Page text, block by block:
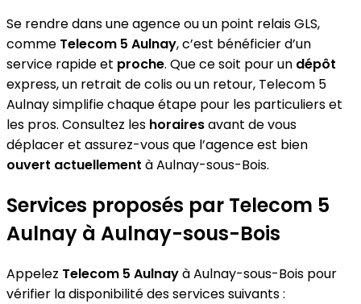
Se rendre dans une agence ou un point relais GLS,
comme Telecom 5 Aulnay, c’est bénéficier d’un
service rapide et proche. Que ce soit pour un dépôt
express, un retrait de colis ou un retour, Telecom 5
Aulnay simplifie chaque étape pour les particuliers et
les pros. Consultez les horairesavant de vous
déplacer et assurez-vous que l’agence est bien
ouvert actuellement à Aulnay-sous-Bois.
Services proposés par Telecom 5
Aulnay à Aulnay-sous-Bois
Appelez Telecom 5 Aulnayà Aulnay-sous-Bois pour
vérifier la disponibilité des services suivants :